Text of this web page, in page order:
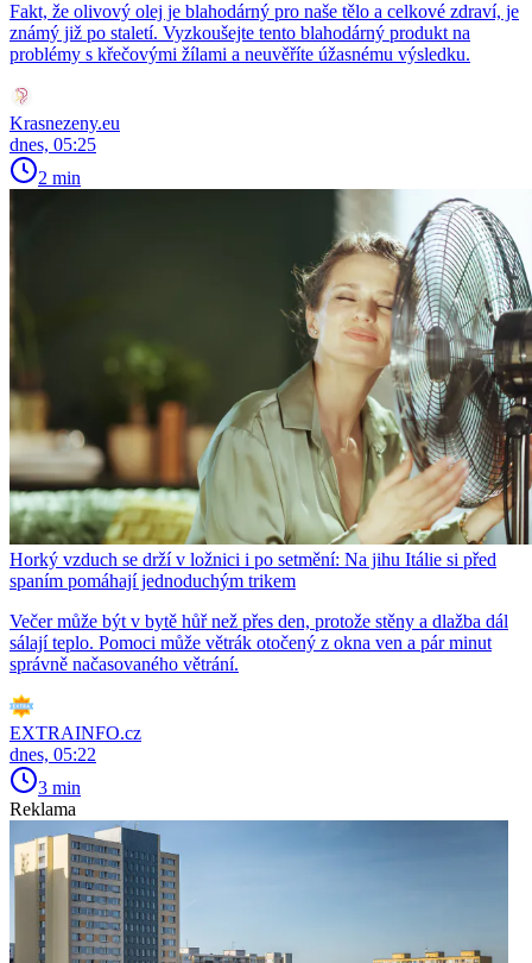
Fakt, že olivový olej je blahodárný pro naše tělo a celkové zdraví, je
známý již po staletí. Vyzkoušejte tento blahodárný produkt na
problémy s křečovými žílami a neuvěříte úžasnému výsledku.
Krasnezeny.eu
dnes, 05:25
2 min
Horký vzduch se drží v ložnici i po setmění: Na jihu Itálie si před
spaním pomáhají jednoduchým trikem
Večer může být v bytě hůř než přes den, protože stěny a dlažba dál
sálají teplo. Pomoci může větrák otočený z okna ven a pár minut
správně načasovaného větrání.
EXTRAINFO.cz
dnes, 05:22
3 min
Reklama